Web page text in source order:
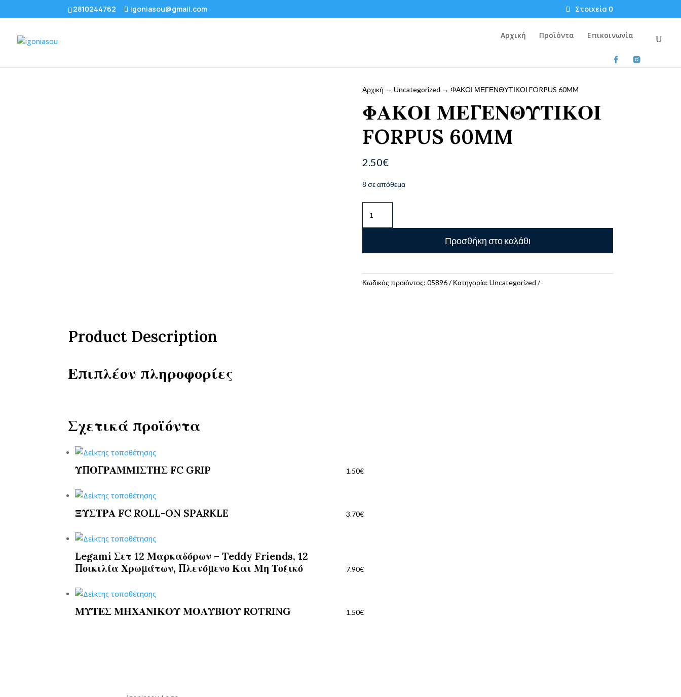
2810244762 igoniasou@gmail.com Στοιχεία 0
Αρχική Προϊόντα Επικοινωνία
Αρχική → Uncategorized → ΦΑΚΟΙ ΜΕΓΕΝΘΥΤΙΚΟΙ FORPUS 60MM
ΦΑΚΟΙ ΜΕΓΕΝΘΥΤΙΚΟΙ
FORPUS 60MM
2.50€
8 σε απόθεμα
ΜΕΓΕΝΘΥΤΙΚΟΙ
FORPUS
ποσότητα
Προσθήκη στο καλάθι
Κωδικός προϊόντος: 05896 Κατηγορία: Uncategorized
Product Description
Επιπλέον πληροφορίες
Σχετικά προϊόντα
ΥΠΟΓΡΑΜΜΙΣΤΗΣ FC GRIP 1.50€
ΞΥΣΤΡΑ FC ROLL-ON SPARKLE 3.70€
Legami Σετ 12 Μαρκαδόρων – Teddy Friends, 12
Ποικιλία Χρωμάτων, Πλενόμενο Και Μη Τοξικό
7.90€
ΜΥΤΕΣ ΜΗΧΑΝΙΚΟΥ ΜΟΛΥΒΙΟΥ ROTRING 1.50€